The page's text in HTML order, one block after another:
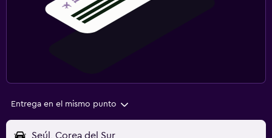
Entrega en el mismo punto
Seúl, Corea del Sur